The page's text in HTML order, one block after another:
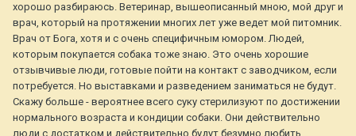
хорошо разбираюсь. Ветеринар, вышеописанный мною, мой друг и
врач, который на протяжении многих лет уже ведет мой питомник.
Врач от Бога, хотя и с очень специфичным юмором. Людей,
которым покупается собака тоже знаю. Это очень хорошие
отзывчивые люди, готовые пойти на контакт с заводчиком, если
потребуется. Но выставками и разведением заниматься не будут.
Скажу больше - вероятнее всего суку стерилизуют по достижении
нормального возраста и кондиции собаки. Они действительно
люди с достатком и действительно будут безумно любить